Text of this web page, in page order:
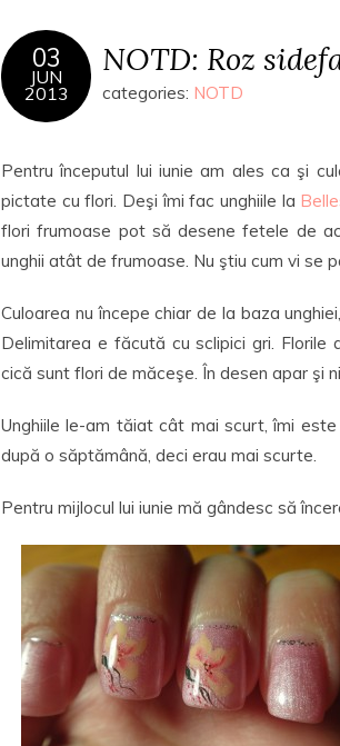
03
JUN
2013
NOTD: Roz
categories: NOTD
Pentru începutul lui iunie am ales ca şi
pictate cu flori. Deşi îmi fac unghiile la
flori frumoase pot să desene fetele de
unghii atât de frumoase. Nu ştiu cum vi se
Culoarea nu începe chiar de la baza
Delimitarea e făcută cu sclipici gri.
cică sunt flori de măceşe. În desen apar şi
Unghiile le-am tăiat cât mai scurt, îmi
după o săptămână, deci erau mai scurte.
Pentru mijlocul lui iunie mă gândesc să